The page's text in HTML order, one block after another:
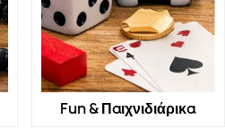
Fun & Παιχνιδιάρικα